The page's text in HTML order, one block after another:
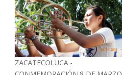
ZACATECOLUCA -